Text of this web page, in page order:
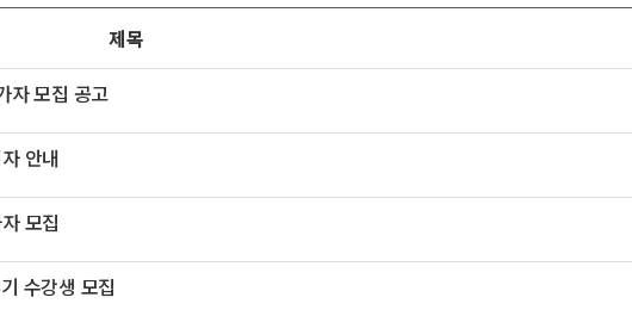
제목
자 모집 공고
안내
모집
수강생 모집